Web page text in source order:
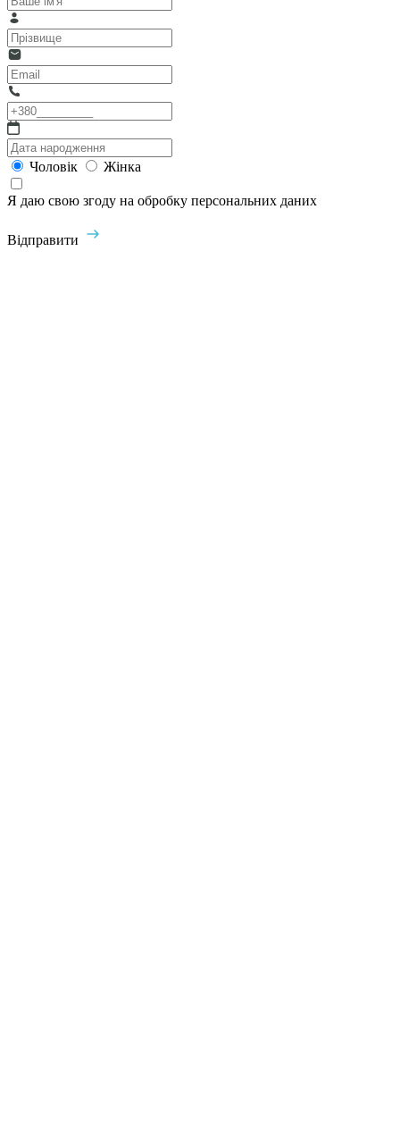
Чоловік Жінка
Я даю свою згоду на обробку персональних даних
Відправити